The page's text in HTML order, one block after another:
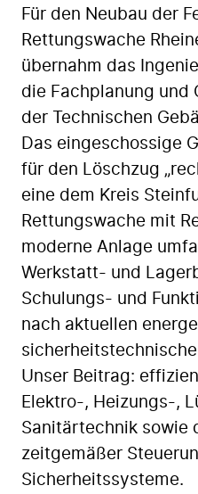
Für den Neubau der
Rettungswache
übernahm das
die Fachplanung
der Technischen
Das eingeschossige
für den Löschzug
eine dem Kreis
Rettungswache mit
moderne Anlage
Werkstatt- und
Schulungs- und
nach aktuellen
Unser Beitrag:
Elektro-, Heizungs-,
Sanitärtechnik sowie
zeitgemäßer
Sicherheitssysteme.